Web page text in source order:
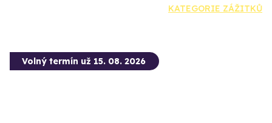
KATEGORIE ZÁŽITKŮ
Volný termín už 15. 08. 2026